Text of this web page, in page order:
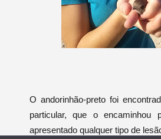
O andorinhão-preto foi
particular, que o encaminhou
apresentado qualquer tipo de